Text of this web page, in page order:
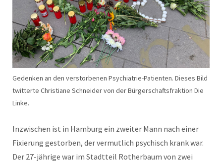
Gedenken an den verstorbenen Psychiatrie-Patienten. Dieses Bild
twitterte Christiane Schneider von der Bürgerschaftsfraktion Die
Linke.
Inzwischen ist in Hamburg ein zweiter Mann nach einer
Fixierung gestorben, der vermutlich psychisch krank war.
Der 27-jährige war im Stadtteil Rotherbaum von zwei